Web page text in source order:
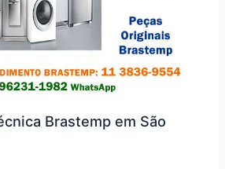
Brastemp em São